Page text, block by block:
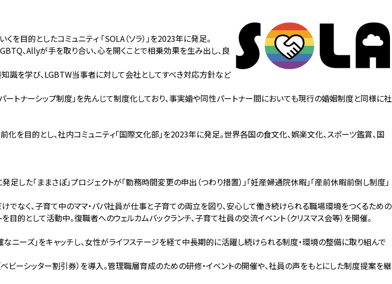
目的としたコミュニティ 「SOLA（ソラ）」を2023年に発足。
、Allyが手を取り合い、心を開くことで相乗効果を生み出し、良
識を学び、LGBTW当事者に対して会社としてすべき対応方針など
ートナーシップ制度」を先んじて制度化しており、事実婚や同性パートナー間においても現行の婚姻制度と同様に社
目的とし、社内コミュニティ「国際文化部」を2023年に発足。世界各国の食文化、娯楽文化、スポーツ鑑賞、国
た「ままさぽ」プロジェクトが「勤務時間変更の申出（つわり措置）」「妊産婦通院休暇」「産前休暇前倒し制度」
なく、子育て中のママ・パパ社員が仕事と子育ての両立を図り、安心して働き続けられる職場環境をつくるための
的として活動中。復職者へのウェルカムバックランチ、子育て社員の交流イベント（クリスマス会等）を開催。
ーズ」をキャッチし、女性がライフステージを経て中長期的に活躍し続けられる制度・環境の整備に取り組んで
ーシッター割引券）を導入。管理職層育成のための研修・イベントの開催や、社員の声をもとにした制度提案を継